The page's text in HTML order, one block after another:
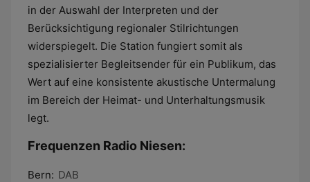
in der Auswahl der Interpreten und der
Berücksichtigung regionaler Stilrichtungen
widerspiegelt. Die Station fungiert somit als
spezialisierter Begleitsender für ein Publikum, das
Wert auf eine konsistente akustische Untermalung
im Bereich der Heimat- und Unterhaltungsmusik
legt.
Frequenzen Radio Niesen:
Bern: DAB